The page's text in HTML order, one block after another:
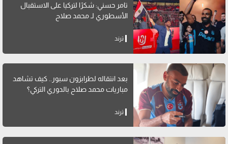
تامر حسني: شكرًا لتركيا على الاستقبال
الأسطوري لـ محمد صلاح
ترند
بعد انتقاله لطرابزون سبور.. كيف تشاهد
مباريات محمد صلاح بالدوري التركي؟
ترند